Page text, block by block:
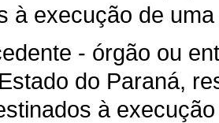
à execução de
- órgão ou
do Paraná,
à